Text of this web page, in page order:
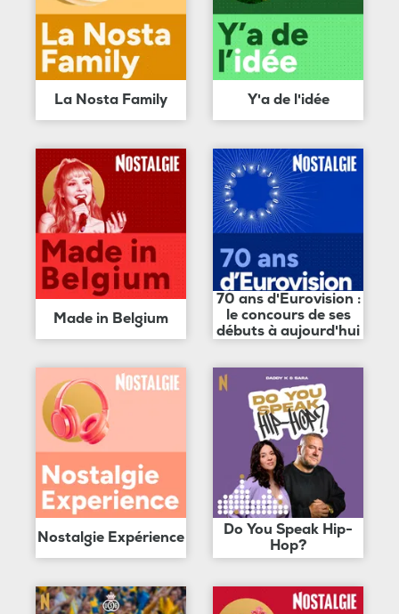
La Nosta Family Y'a de l'idée
Made in Belgium
70 ans d'Eurovision :
le concours de ses
débuts à aujourd'hui
Nostalgie Expérience
Do You Speak Hip-
Hop?